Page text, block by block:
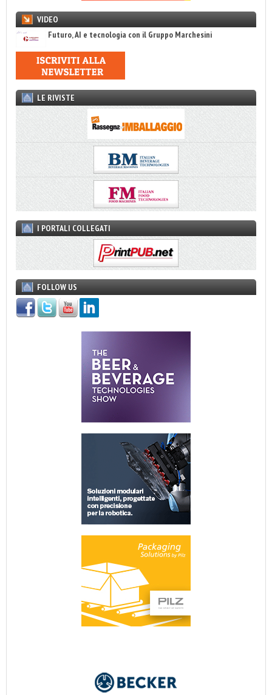
VIDEO
Futuro, AI e tecnologia con il Gruppo Marchesini
LE RIVISTE
I PORTALI COLLEGATI
FOLLOW US